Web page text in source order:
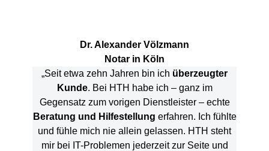
Dr. Alexander Völzmann
Notar in Köln
„Seit etwa zehn Jahren bin ich überzeugter
Kunde. Bei HTH habe ich – ganz im
Gegensatz zum vorigen Dienstleister – echte
Beratung und Hilfestellung erfahren. Ich fühlte
und fühle mich nie allein gelassen. HTH steht
mir bei IT-Problemen jederzeit zur Seite und